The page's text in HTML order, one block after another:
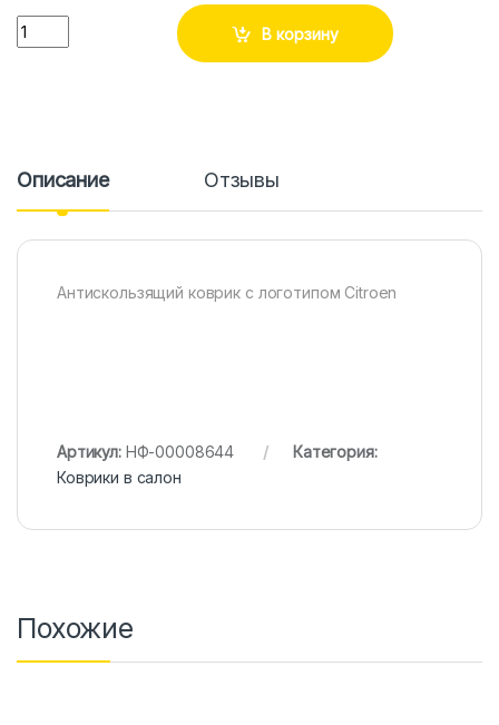
Количество
В корзину
Описание Отзывы
Антискользящий коврик с логотипом Citroen
Артикул: НФ-00008644
Категория:
Коврики в салон
Похожие